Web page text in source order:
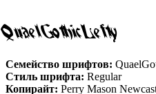
Семейство шрифтов:
Стиль шрифта: Regular
Копирайт: Perry Mason